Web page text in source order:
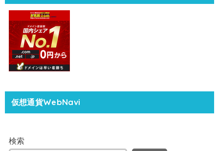
仮想通貨WebNavi
検索